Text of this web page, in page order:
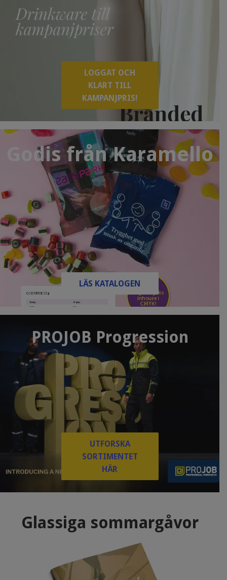
LOGGAT OCH
KLART TILL
KAMPANJPRIS!
Godis från Karamello
LÄS KATALOGEN
PROJOB Progression
UTFORSKA
SORTIMENTET
HÄR
Glassiga sommargåvor